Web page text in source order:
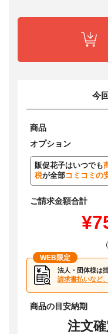
今
商品
オプション
販促花子はいつでも
税が全部コミコミの
ご請求金額合計
WEB限定
法人・団体様は
請求書払いなど
商品の目安納期
注文